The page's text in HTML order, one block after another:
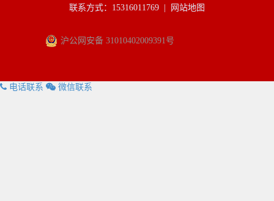
联系方式：15316011769 |
网站地图
沪公网安备 31010402009391号
电话联系 微信联系